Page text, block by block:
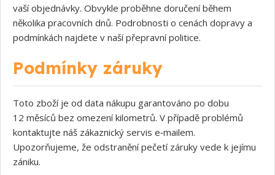
vaší objednávky. Obvykle proběhne doručení během
několika pracovních dnů. Podrobnosti o cenách dopravy a
podmínkách najdete v naší přepravní politice.
Podmínky záruky
Toto zboží je od data nákupu garantováno po dobu
12 měsíců bez omezení kilometrů. V případě problémů
kontaktujte náš zákaznický servis e‑mailem.
Upozorňujeme, že odstranění pečetí záruky vede k jejímu
zániku.